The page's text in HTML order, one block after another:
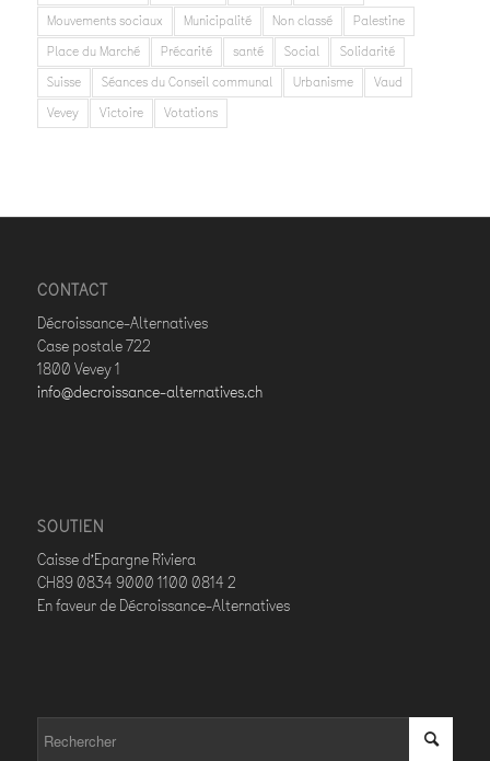
Mouvements sociaux
Municipalité Non classé
Palestine
Place du Marché
Précarité santé Social
Solidarité
Suisse
Séances du Conseil communal Urbanisme
Vaud
Vevey
Victoire Votations
CONTACT
Décroissance-Alternatives
Case postale 722
1800 Vevey 1
info@decroissance-alternatives.ch
SOUTIEN
Caisse d’Epargne Riviera
CH89 0834 9000 1100 0814 2
En faveur de Décroissance-Alternatives